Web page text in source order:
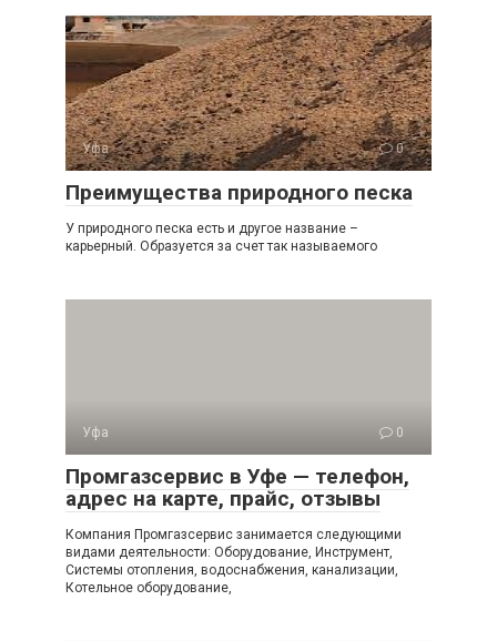
Уфа 0
Преимущества природного песка
У природного песка есть и другое название –
карьерный. Образуется за счет так называемого
Уфа 0
Промгазсервис в Уфе — телефон,
адрес на карте, прайс, отзывы
Компания Промгазсервис занимается следующими
видами деятельности: Оборудование, Инструмент,
Системы отопления, водоснабжения, канализации,
Котельное оборудование,